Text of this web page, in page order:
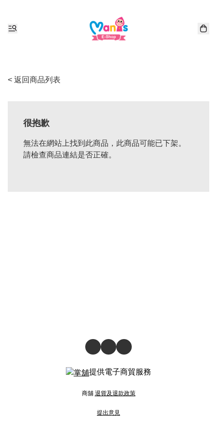
< 返回商品列表
很抱歉
無法在網站上找到此商品，此商品可能已下架。
請檢查商品連結是否正確。
提供電子商貿服務
商舖 退貨及退款政策
提出意見